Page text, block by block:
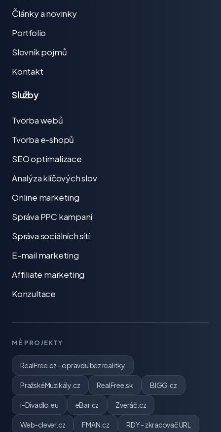
Články a novinky
Portfolio
Slovník pojmů
Kontakt
Služby
Tvorba webů
Tvorba e-shopů
SEO optimalizace
Analýza klíčových slov
Online marketing
Správa PPC kampaní
Správa sociálních sítí
E-mail marketing
Affiliate marketing
Konzultace
MÉ PROJEKTY
RealFree.cz - opravdu bez realitky
PražskéMuzikály.cz RealFree.sk BIGG.cz
i-Divadlo.eu eBar.cz Zveráč.cz
Web-clever.cz FMAN.cz RDY - zkracovač URL